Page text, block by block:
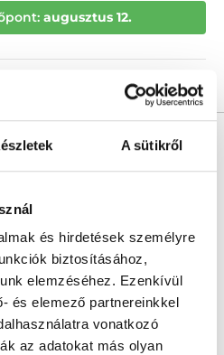
A sütikről
és hirdetések személyre
biztosításához,
elemzéséhez. Ezenkívül
és elemező partnereinkkel
vonatkozó
az adatokat más olyan
augusztus 12.
Profil
szakorvosi szakképesítés
vesz részt. Ezen orvosok által
tevékenységért teljes
utána pedig a
feladatokat. A foglaljorvost.hu
bármely szakorvos
vizsgálata